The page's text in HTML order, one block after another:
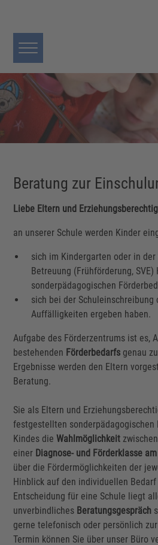
Beratung zur
Liebe Eltern und
an unserer Schule werden Kinder
sich im Kindergarten oder in
Betreuung (Frühförderung,
sonderpädagogischen
sich bei der Schuleinschreibung
Auffälligkeiten ergeben haben.
Aufgabe des Förderzentrums ist es,
bestehenden Förderbedarfs genau
Ergebnisse werden den Eltern
Beratung.
Sie als Eltern und
festgestellten sonderpädagogischen
Kindes die Wahlmöglichkeit
einer Diagnose- und Förderklasse am
über die Fördermöglichkeiten der
Hinblick auf den individuellen Bedarf
Entscheidung für eine Schule liegt
unverbindliches Beratungsgespräch
gerne telefonisch oder persönlich
Termin können Sie über unser Büro